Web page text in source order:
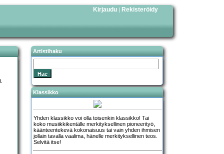
Kirjaudu | Rekisteröidy
Artistihaku
Klassikko
Yhden klassikko voi olla toisenkin klassikko! Tai
koko musiikkikentälle merkityksellinen pioneerityö,
käänteentekevä kokonaisuus tai vain yhden ihmisen
jollain tavalla vaalima, hänelle merkityksellinen teos.
Selvitä itse!